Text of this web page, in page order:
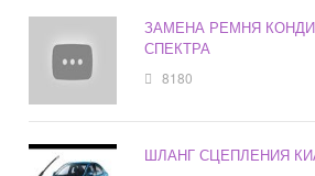
ЗАМЕНА РЕМНЯ
СПЕКТРА
8180
ШЛАНГ СЦЕПЛЕНИЯ